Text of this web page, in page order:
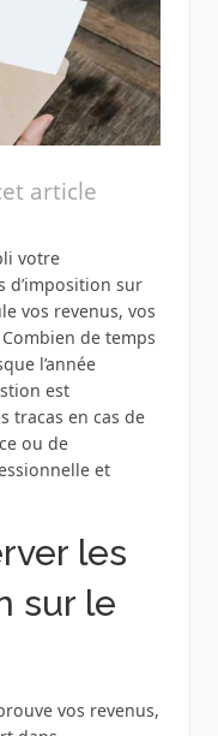
article
votre
d’imposition sur
vos revenus, vos
de temps
l’année
est
tracas en cas de
ou de
et
les
sur le
vos revenus,